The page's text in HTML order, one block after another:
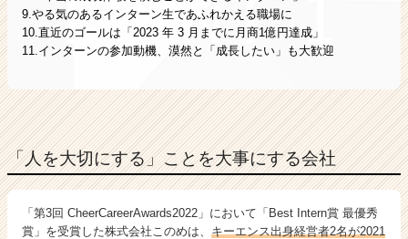
9.やる気のあるインターン生であふれかえる職場に
10.直近のゴールは「2023 年 3 月までに月商1億円達成」
11.インターンの参加動機、漠然と「成長したい」も大歓迎
「人を大切にする」ことを大事にする会社
「第3回 CheerCareerAwards2022」において「Best Intern賞 最優秀
賞」を受賞した株式会社このめは、 キーエンス出身経営者2名が2021